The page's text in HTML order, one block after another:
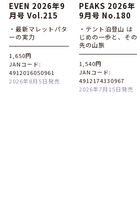
EVEN 2026年9
月号 Vol.215
・最新マレットパタ
ーの実力
1,650円
JANコード:
4912016050961
2026年8月5日発売
PEAKS 2026年
9月号 No.180
・テント泊登山 は
じめの一歩と、その
先の山旅
1,540円
JANコード:
4912174330967
2026年7月15日発売